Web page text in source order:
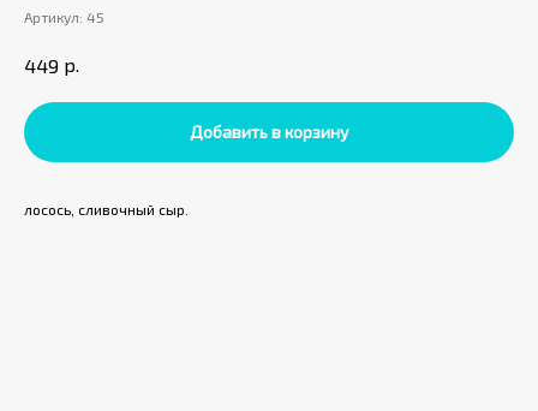
Артикул: 45
449 р.
Добавить в корзину
лосось, сливочный сыр.